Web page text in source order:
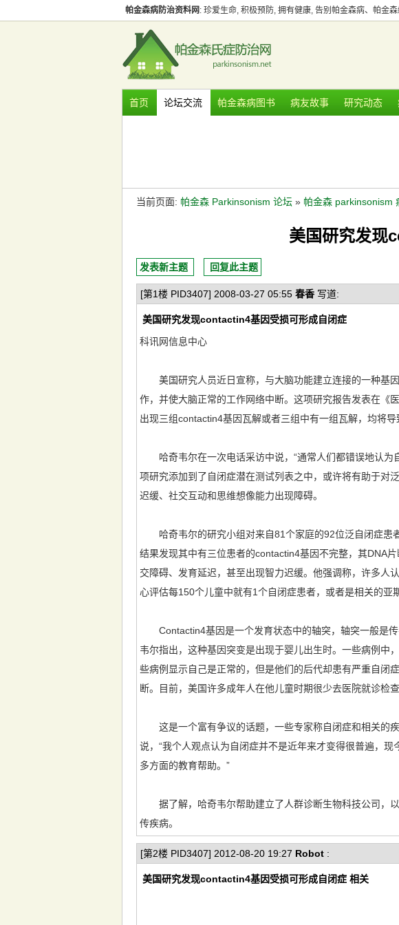
帕金森病防治资料网 : 珍爱生命, 积极预防, 拥有健康, 告别帕金森病、帕金森
首页 论坛交流 帕金森病图书 病友故事 研究动态
当前页面: 帕金森 Parkinsonism 论坛 » 帕金森 parkinsonism
美国研究发现
发表新主题 回复此主题
[第1楼 PID3407] 2008-03-27 05:55 春香 写道:
美国研究发现contactin4基因受损可形成自闭症
科讯网信息中心
美国研究人员近日宣称，与大脑功能建立连接的一种基因
作，并使大脑正常的工作网络中断。这项研究报告发表在《
出现三组contactin4基因瓦解或者三组中有一组瓦解，均将导
哈奇韦尔在一次电话采访中说，“通常人们都错误地认为
项研究添加到了自闭症潜在测试列表之中，或许将有助于对
迟缓、社交互动和思维想像能力出现障碍。
哈奇韦尔的研究小组对来自81个家庭的92位泛自闭症患
结果发现其中有三位患者的contactin4基因不完整，其DNA
交障碍、发育延迟，甚至出现智力迟缓。他强调称，许多人
心评估每150个儿童中就有1个自闭症患者，或者是相关的亚
Contactin4基因是一个发育状态中的轴突，轴突一般是传
韦尔指出，这种基因突变是出现于婴儿出生时。一些病例中
些病例显示自己是正常的，但是他们的后代却患有严重自闭
断。目前，美国许多成年人在他儿童时期很少去医院就诊检
这是一个富有争议的话题，一些专家称自闭症和相关的疾
说，“我个人观点认为自闭症并不是近年来才变得很普遍，
多方面的教育帮助。”
据了解，哈奇韦尔帮助建立了人群诊断生物科技公司，以
传疾病。
[第2楼 PID3407] 2012-08-20 19:27 Robot :
美国研究发现contactin4基因受损可形成自闭症 相关